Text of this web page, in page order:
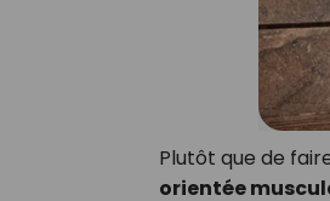
Plutôt que de
orientée